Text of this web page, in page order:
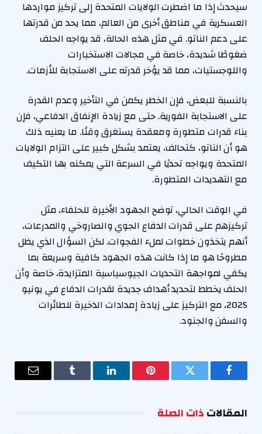
سيحدث إذا ما اضطرت الولايات المتحدة إلى تركيز مواردها
العسكرية في مناطق أخرى من العالم، مما يحد من قدرتها
على دعم الناتو. في مثل هذه الحالة، قد يواجه الحلف
ضغوطًا شديدة، خاصة في مجالات الاستخبارات
واللوجستيات، مما قد يؤخر قدرته على الاستجابة للأزمات.
بالنسبة للبعض، فإن الخطر يكمن في التأخير وعدم القدرة
على الاستجابة الفورية. حتى مع زيادة الإنفاق الدفاعي، فإن
بناء قدرات متطورة ومعقدة يستغرق وقتًا. ما يعنيه ذلك
هو أن الناتو، كتحالف، يعتمد بشكل كبير على التزام الولايات
المتحدة ويواجه تحديًا في السرعة التي يمكنه بها التكيف
مع التهديدات المتطورة.
في الوقت الحالي، توضح الجهود الأخيرة للحلفاء، مثل
تركيزهم على قدرات الدفاع الجوي والصاروخي والمدرعات،
أنهم يتخذون خطوات لملء الفجوات. لكن السؤال الذي يظل
مطروحًا هو ما إذا كانت هذه الجهود كافية وسريعة بما
يكفي لمواجهة التحديات الجيوسياسية المتزايدة، خاصة وأن
الحلف يخطط لتحديد أهداف جديدة لقدرات الدفاع في يونيو
2025، مع التركيز على زيادة إمدادات الذخيرة للطائرات
والسفن والجنود.
فيسبوك تويتر بينتيريستلينكدإن Tumblr
البريد
المقالاتذات الصلة